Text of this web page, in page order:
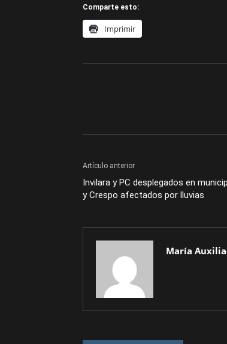
Comparte esto:
Imprimir
Artículo anterior
Invilara y PC desplegados en
y Crespo afectados por lluvias
María